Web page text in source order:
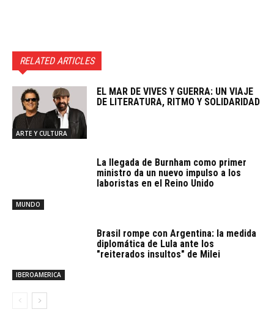
RELATED ARTICLES
ARTE Y CULTURA
EL MAR DE VIVES Y GUERRA: UN VIAJE
DE LITERATURA, RITMO Y SOLIDARIDAD
MUNDO
La llegada de Burnham como primer
ministro da un nuevo impulso a los
laboristas en el Reino Unido
IBEROAMERICA
Brasil rompe con Argentina: la medida
diplomática de Lula ante los
"reiterados insultos" de Milei